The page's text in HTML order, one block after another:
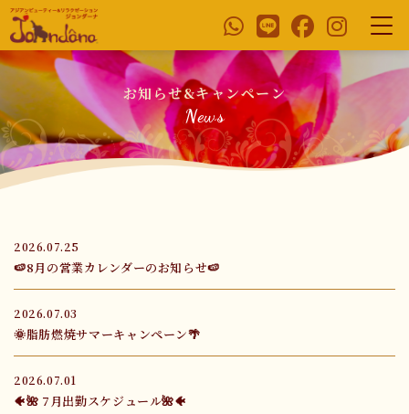
お知らせ&キャンペーン
News
2026.07.25
🍉8月の営業カレンダーのお知らせ🍉
2026.07.03
🌞脂肪燃焼サマーキャンペーン🌴
2026.07.01
🐠🌺 7月出勤スケジュール🌺🐠